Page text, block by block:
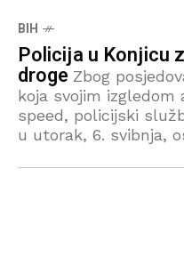
BIH
Policija u Konjicu
droge Zbog
koja svojim izgledom
speed, policijski
u utorak, 6. svibnja,